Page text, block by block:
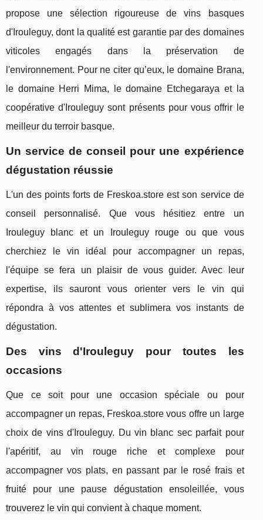
propose une sélection rigoureuse de vins basques
d'Irouleguy, dont la qualité est garantie par des domaines
viticoles engagés dans la préservation de
l'environnement. Pour ne citer qu’eux, le domaine Brana,
le domaine Herri Mima, le domaine Etchegaraya et la
coopérative d'Irouleguy sont présents pour vous offrir le
meilleur du terroir basque.
Un service de conseil pour une expérience
dégustation réussie
L'un des points forts de Freskoa.store est son service de
conseil personnalisé. Que vous hésitiez entre un
Irouleguy blanc et un Irouleguy rouge ou que vous
cherchiez le vin idéal pour accompagner un repas,
l'équipe se fera un plaisir de vous guider. Avec leur
expertise, ils sauront vous orienter vers le vin qui
répondra à vos attentes et sublimera vos instants de
dégustation.
Des vins d'Irouleguy pour toutes les
occasions
Que ce soit pour une occasion spéciale ou pour
accompagner un repas, Freskoa.store vous offre un large
choix de vins d'Irouleguy. Du vin blanc sec parfait pour
l'apéritif, au vin rouge riche et complexe pour
accompagner vos plats, en passant par le rosé frais et
fruité pour une pause dégustation ensoleillée, vous
trouverez le vin qui convient à chaque moment.